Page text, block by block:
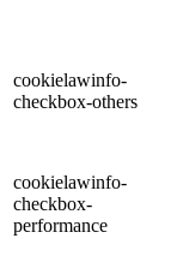
cookielawinfo-
checkbox-others
cookielawinfo-
checkbox-
performance